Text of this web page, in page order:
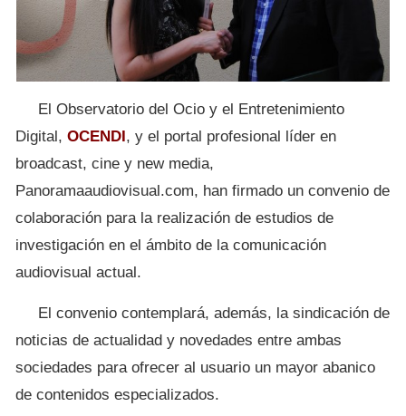
El Observatorio del Ocio y el Entretenimiento
Digital, OCENDI, y el portal profesional líder en
broadcast, cine y new media,
Panoramaaudiovisual.com, han firmado un convenio de
colaboración para la realización de estudios de
investigación en el ámbito de la comunicación
audiovisual actual.
El convenio contemplará, además, la sindicación de
noticias de actualidad y novedades entre ambas
sociedades para ofrecer al usuario un mayor abanico
de contenidos especializados.